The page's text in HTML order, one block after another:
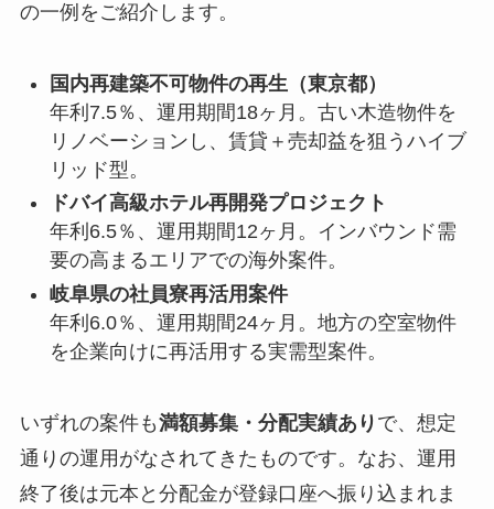
の一例をご紹介します。
国内再建築不可物件の再生（東京都）
年利7.5％、運用期間18ヶ月。古い木造物件を
リノベーションし、賃貸＋売却益を狙うハイブ
リッド型。
ドバイ高級ホテル再開発プロジェクト
年利6.5％、運用期間12ヶ月。インバウンド需
要の高まるエリアでの海外案件。
岐阜県の社員寮再活用案件
年利6.0％、運用期間24ヶ月。地方の空室物件
を企業向けに再活用する実需型案件。
いずれの案件も満額募集・分配実績あり で、想定
通りの運用がなされてきたものです。なお、運用
終了後は元本と分配金が登録口座へ振り込まれま